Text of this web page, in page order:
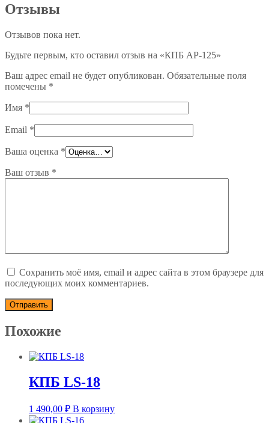
Отзывы
Отзывов пока нет.
Будьте первым, кто оставил отзыв на «КПБ AP-125»
Ваш адрес email не будет опубликован. Обязательные поля
помечены *
Имя *
Email *
Ваша оценка *
Ваш отзыв *
Сохранить моё имя, email и адрес сайта в этом браузере для
последующих моих комментариев.
Похожие
КПБ LS-18
1 490,00 ₽ В корзину